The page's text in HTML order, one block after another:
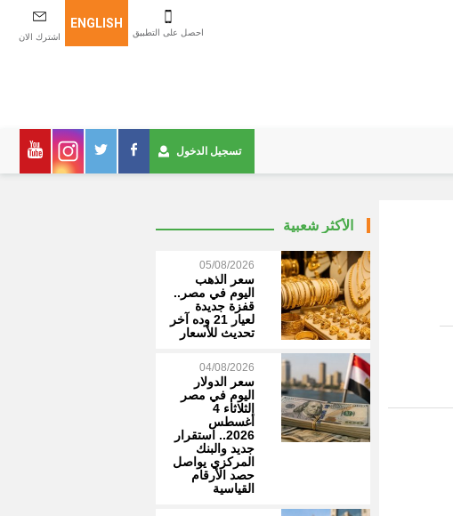
اشترك الان
ENGLISH
احصل على التطبيق
تسجيل الدخول
الأكثر شعبية
05/08/2026
سعر الذهب
اليوم في مصر..
قفزة جديدة
لعيار 21 وده آخر
تحديث للأسعار
04/08/2026
سعر الدولار
اليوم في مصر
الثلاثاء 4
أغسطس
2026.. استقرار
جديد والبنك
المركزي يواصل
حصد الأرقام
القياسية